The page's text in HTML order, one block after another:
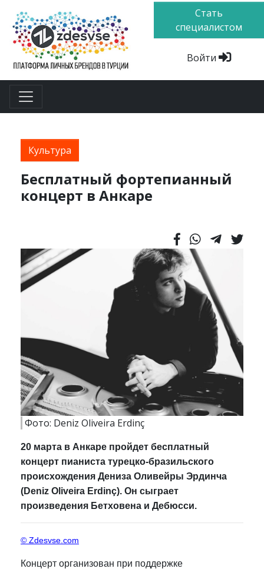
Стать
специалистом
Войти
Культура
Бесплатный фортепианный
концерт в Анкаре
Фото: Deniz Oliveira Erdinç
20 марта в Анкаре пройдет бесплатный
концерт пианиста турецко-бразильского
происхождения Дениза Оливейры Эрдинча
(Deniz Oliveira Erdinç). Он сыграет
произведения Бетховена и Дебюсси.
© Zdesvse.com
Концерт организован при поддержке